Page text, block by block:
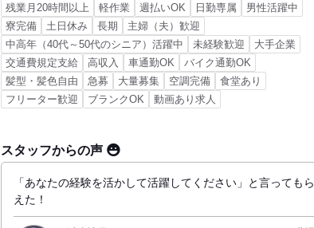
残業月20時間以上 軽作業 週払いOK 日勤専属
男性活躍中
寮完備
土日休み 長期
主婦（夫）歓迎
中高年（40代～50代のシニア）活躍中
未経験歓迎
大手企業
交通費規定支給
高収入 車通勤OK
バイク通勤OK
髪型・髪色自由
急募 大量募集 空調完備
食堂あり
フリーター歓迎
ブランクOK 動画あり求人
スタッフからの声
「あなたの経験を活かして活躍してください」と言ってもら
えた！